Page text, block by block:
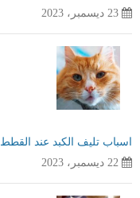
23 ديسمبر، 2023
اسباب تليف الكبد عند القطط
22 ديسمبر، 2023